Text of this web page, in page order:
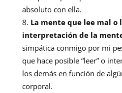
absoluto con ella.
La mente que lee mal o
interpretación de la
simpática conmigo por mi
que hace posible “leer” o
los demás en función de
corporal.